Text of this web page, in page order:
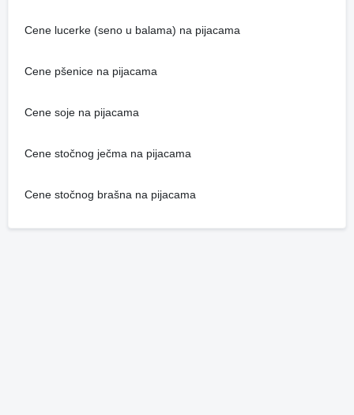
Cene lucerke (seno u balama) na pijacama
Cene pšenice na pijacama
Cene soje na pijacama
Cene stočnog ječma na pijacama
Cene stočnog brašna na pijacama